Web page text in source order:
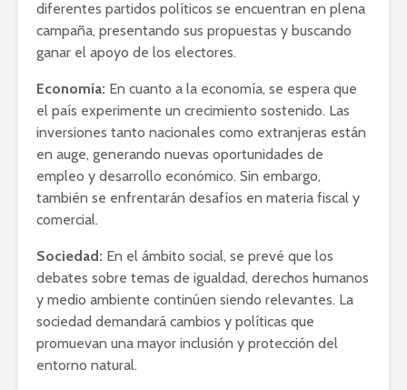
diferentes partidos políticos se encuentran en plena
campaña, presentando sus propuestas y buscando
ganar el apoyo de los electores.
Economía: En cuanto a la economía, se espera que
el país experimente un crecimiento sostenido. Las
inversiones tanto nacionales como extranjeras están
en auge, generando nuevas oportunidades de
empleo y desarrollo económico. Sin embargo,
también se enfrentarán desafíos en materia fiscal y
comercial.
Sociedad: En el ámbito social, se prevé que los
debates sobre temas de igualdad, derechos humanos
y medio ambiente continúen siendo relevantes. La
sociedad demandará cambios y políticas que
promuevan una mayor inclusión y protección del
entorno natural.